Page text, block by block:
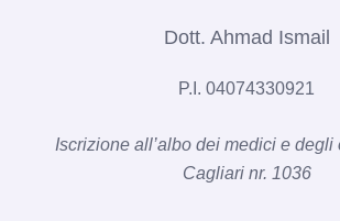
Dott. Ahmad Ismail
P.I. 04074330921
Iscrizione all’albo dei medici e degli
Cagliari nr. 1036​